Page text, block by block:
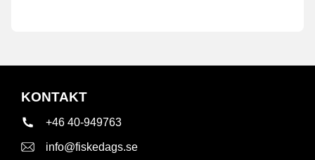
KONTAKT
+46 40-949763
info@fiskedags.se